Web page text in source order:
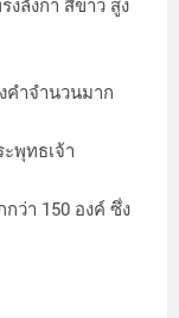
ลังกา สีขาว สูง
คำจำนวนมาก
พุทธเจ้า
ว่า 150 องค์ ซึ่ง